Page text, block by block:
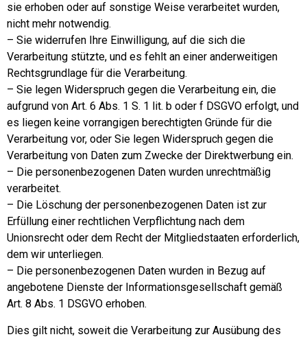
sie erhoben oder auf sonstige Weise verarbeitet wurden,
nicht mehr notwendig.
– Sie widerrufen Ihre Einwilligung, auf die sich die
Verarbeitung stützte, und es fehlt an einer anderweitigen
Rechtsgrundlage für die Verarbeitung.
– Sie legen Widerspruch gegen die Verarbeitung ein, die
aufgrund von Art. 6 Abs. 1 S. 1 lit. b oder f DSGVO erfolgt, und
es liegen keine vorrangigen berechtigten Gründe für die
Verarbeitung vor, oder Sie legen Widerspruch gegen die
Verarbeitung von Daten zum Zwecke der Direktwerbung ein.
– Die personenbezogenen Daten wurden unrechtmäßig
verarbeitet.
– Die Löschung der personenbezogenen Daten ist zur
Erfüllung einer rechtlichen Verpflichtung nach dem
Unionsrecht oder dem Recht der Mitgliedstaaten erforderlich,
dem wir unterliegen.
– Die personenbezogenen Daten wurden in Bezug auf
angebotene Dienste der Informationsgesellschaft gemäß
Art. 8 Abs. 1 DSGVO erhoben.
Dies gilt nicht, soweit die Verarbeitung zur Ausübung des